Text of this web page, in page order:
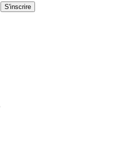
S'inscrire